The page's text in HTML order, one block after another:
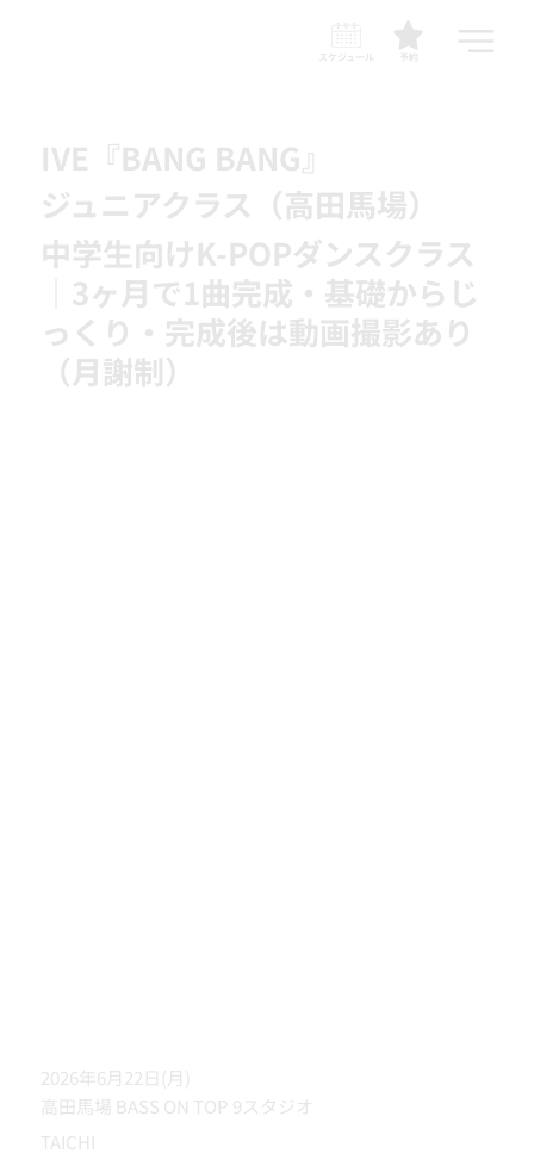
予約
スケジュール
IVE『BANG BANG』
ジュニアクラス（高田馬場）
中学生向けK-POPダンスクラス
｜3ヶ月で1曲完成・基礎からじ
っくり・完成後は動画撮影あり
（月謝制）
2026年6月22日(月)
高田馬場 BASS ON TOP 9スタジオ
TAICHI